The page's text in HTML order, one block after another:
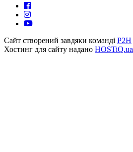
Сайт створений завдяки команді P2H
Хостинг для сайту надано HOSTiQ.ua